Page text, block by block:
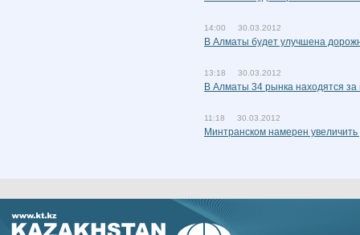
14:00 30.03.2012
В Алматы будет улучшена
13:18 30.03.2012
В Алматы 34 рынка находятся
11:18 30.03.2012
Минтранском намерен увеличить